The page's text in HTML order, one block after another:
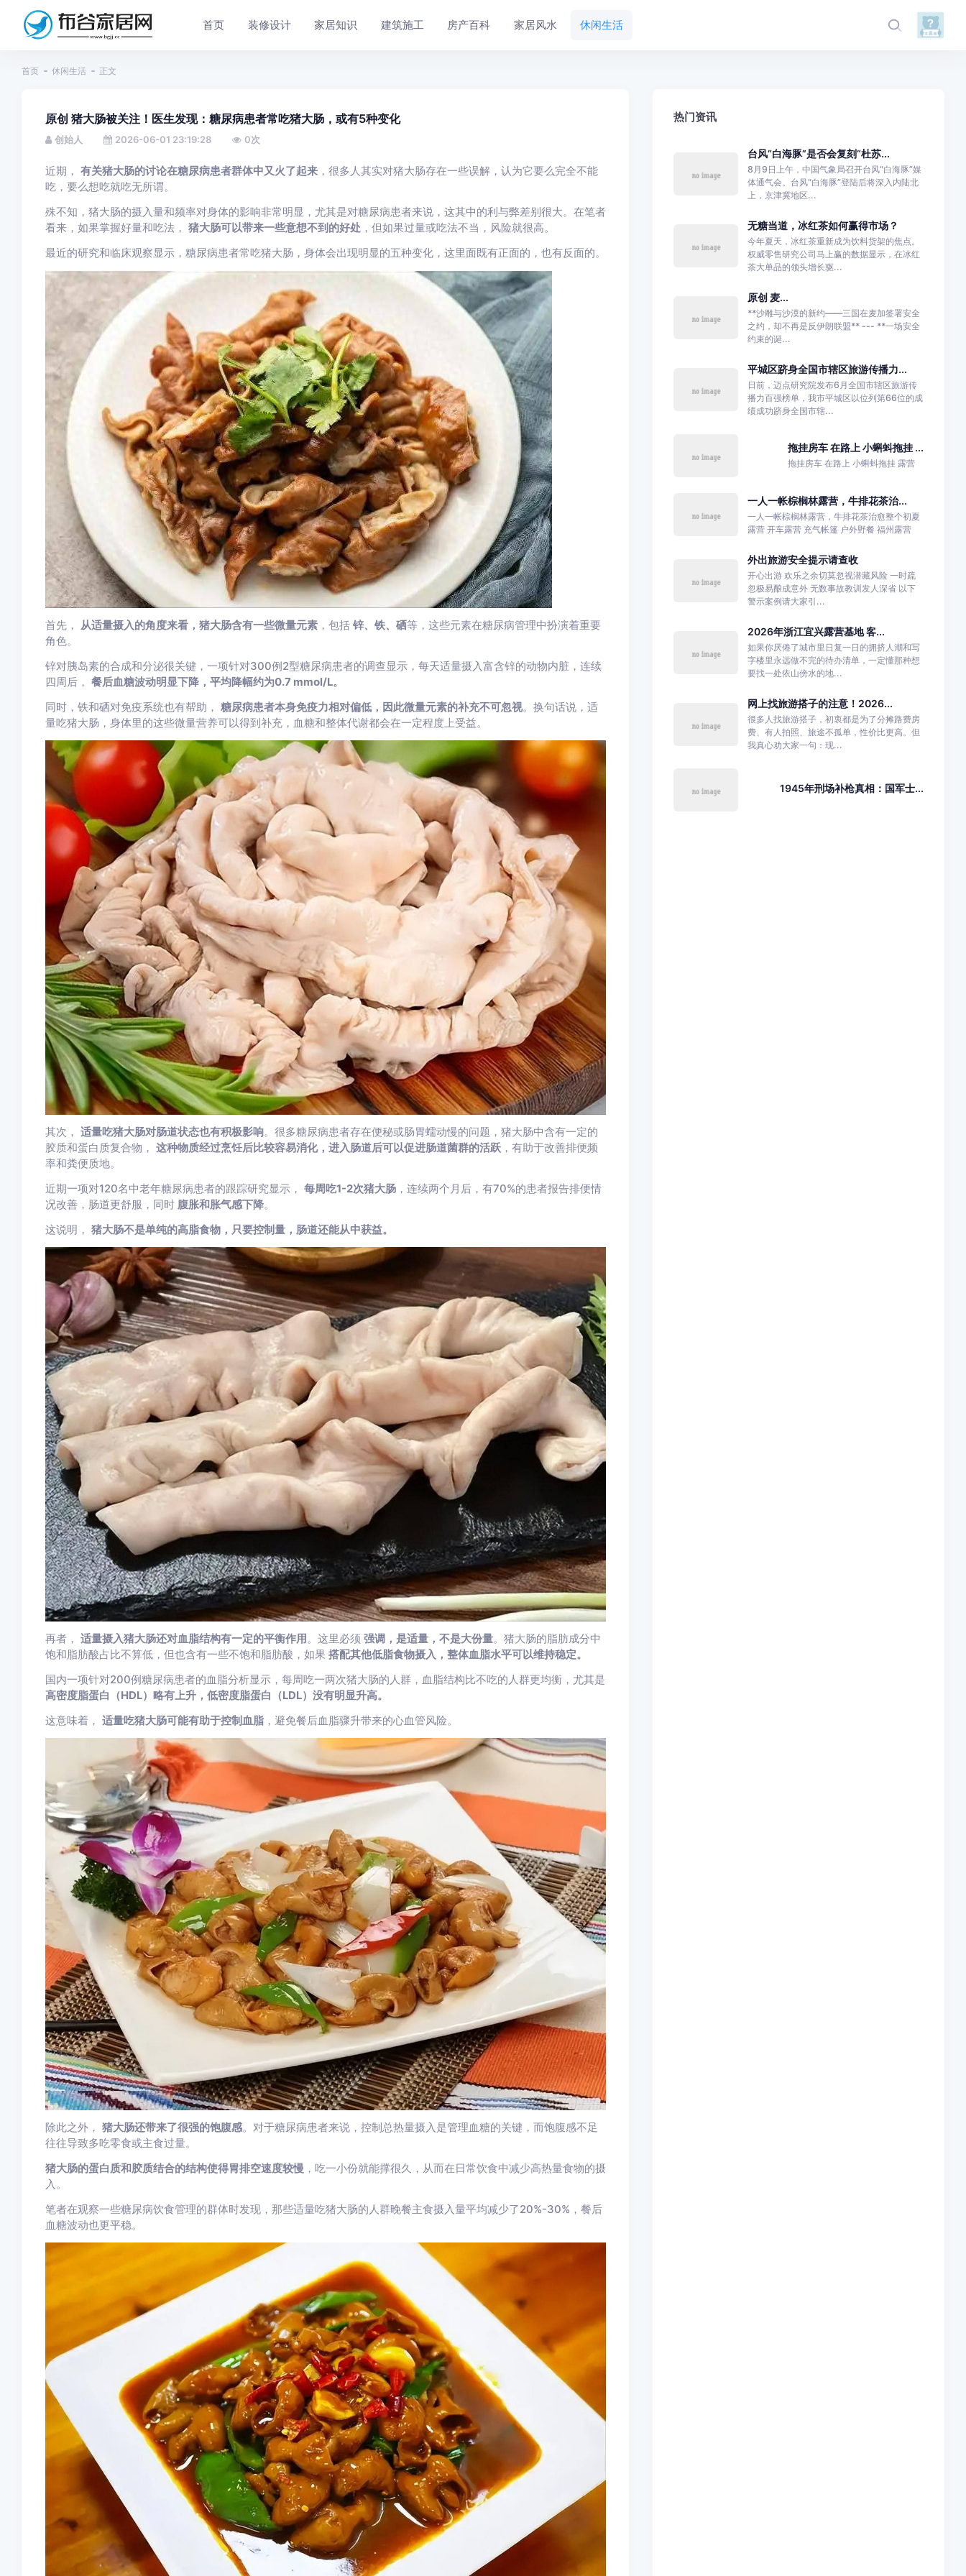
首页 装修设计 家居知识 建筑施工 房产百科 家居风水 休闲生活
首页 休闲生活 正文
原创 猪大肠被关注！医生发现：糖尿病患者常吃猪大肠，或有5种变化
创始人 2026-06-01 23:19:28 0次
近期， 有关猪大肠的讨论在糖尿病患者群体中又火了起来，很多人其实对猪大肠存在一些误解，认为它要么完全不能
吃，要么想吃就吃无所谓。
殊不知，猪大肠的摄入量和频率对身体的影响非常明显，尤其是对糖尿病患者来说，这其中的利与弊差别很大。在笔者
看来，如果掌握好量和吃法， 猪大肠可以带来一些意想不到的好处 ，但如果过量或吃法不当，风险就很高。
最近的研究和临床观察显示，糖尿病患者常吃猪大肠，身体会出现明显的五种变化，这里面既有正面的，也有反面的。
首先， 从适量摄入的角度来看，猪大肠含有一些微量元素，包括 锌、铁、硒等，这些元素在糖尿病管理中扮演着重要
角色。
锌对胰岛素的合成和分泌很关键，一项针对300例2型糖尿病患者的调查显示，每天适量摄入富含锌的动物内脏，连续
四周后， 餐后血糖波动明显下降，平均降幅约为0.7 mmol/L。
同时，铁和硒对免疫系统也有帮助， 糖尿病患者本身免疫力相对偏低，因此微量元素的补充不可忽视。换句话说，适
量吃猪大肠，身体里的这些微量营养可以得到补充，血糖和整体代谢都会在一定程度上受益。
其次， 适量吃猪大肠对肠道状态也有积极影响。很多糖尿病患者存在便秘或肠胃蠕动慢的问题，猪大肠中含有一定的
胶质和蛋白质复合物， 这种物质经过烹饪后比较容易消化，进入肠道后可以促进肠道菌群的活跃，有助于改善排便频
率和粪便质地。
近期一项对120名中老年糖尿病患者的跟踪研究显示， 每周吃1-2次猪大肠，连续两个月后，有70%的患者报告排便情
况改善，肠道更舒服，同时 腹胀和胀气感下降。
这说明， 猪大肠不是单纯的高脂食物，只要控制量，肠道还能从中获益。
再者， 适量摄入猪大肠还对血脂结构有一定的平衡作用 。这里必须 强调，是适量，不是大份量。猪大肠的脂肪成分中
饱和脂肪酸占比不算低，但也含有一些不饱和脂肪酸，如果 搭配其他低脂食物摄入，整体血脂水平可以维持稳定。
国内一项针对200例糖尿病患者的血脂分析显示，每周吃一两次猪大肠的人群，血脂结构比不吃的人群更均衡，尤其是
高密度脂蛋白（HDL）略有上升，低密度脂蛋白（LDL）没有明显升高。
这意味着， 适量吃猪大肠可能有助于控制血脂，避免餐后血脂骤升带来的心血管风险。
除此之外， 猪大肠还带来了很强的饱腹感。对于糖尿病患者来说，控制总热量摄入是管理血糖的关键，而饱腹感不足
往往导致多吃零食或主食过量。
猪大肠的蛋白质和胶质结合的结构使得胃排空速度较慢 ，吃一小份就能撑很久，从而在日常饮食中减少高热量食物的摄
入。
笔者在观察一些糖尿病饮食管理的群体时发现，那些适量吃猪大肠的人群晚餐主食摄入量平均减少了20%-30%，餐后
血糖波动也更平稳。
热门资讯
台风“白海豚”是否会复刻“杜苏...
8月9日上午，中国气象局召开台风“白海豚”媒
体通气会。台风“白海豚”登陆后将深入内陆北
上，京津冀地区...
无糖当道，冰红茶如何赢得市场？
今年夏天，冰红茶重新成为饮料货架的焦点。
权威零售研究公司马上赢的数据显示，在冰红
茶大单品的领头增长驱...
原创 麦...
**沙雕与沙漠的新约——三国在麦加签署安全
之约，却不再是反伊朗联盟** --- **一场安全
约束的诞...
平城区跻身全国市辖区旅游传播力...
日前，迈点研究院发布6月全国市辖区旅游传
播力百强榜单，我市平城区以位列第66位的成
绩成功跻身全国市辖...
拖挂房车 在路上 小蝌蚪拖挂 ...
拖挂房车 在路上 小蝌蚪拖挂 露营
一人一帐棕榈林露营，牛排花茶治...
一人一帐棕榈林露营，牛排花茶治愈整个初夏
露营 开车露营 充气帐篷 户外野餐 福州露营
外出旅游安全提示请查收
开心出游 欢乐之余切莫忽视潜藏风险 一时疏
忽极易酿成意外 无数事故教训发人深省 以下
警示案例请大家引...
2026年浙江宜兴露营基地 客...
如果你厌倦了城市里日复一日的拥挤人潮和写
字楼里永远做不完的待办清单，一定懂那种想
要找一处依山傍水的地...
网上找旅游搭子的注意！2026...
很多人找旅游搭子，初衷都是为了分摊路费房
费、有人拍照、旅途不孤单，性价比更高。但
我真心劝大家一句：现...
1945年刑场补枪真相：国军士...